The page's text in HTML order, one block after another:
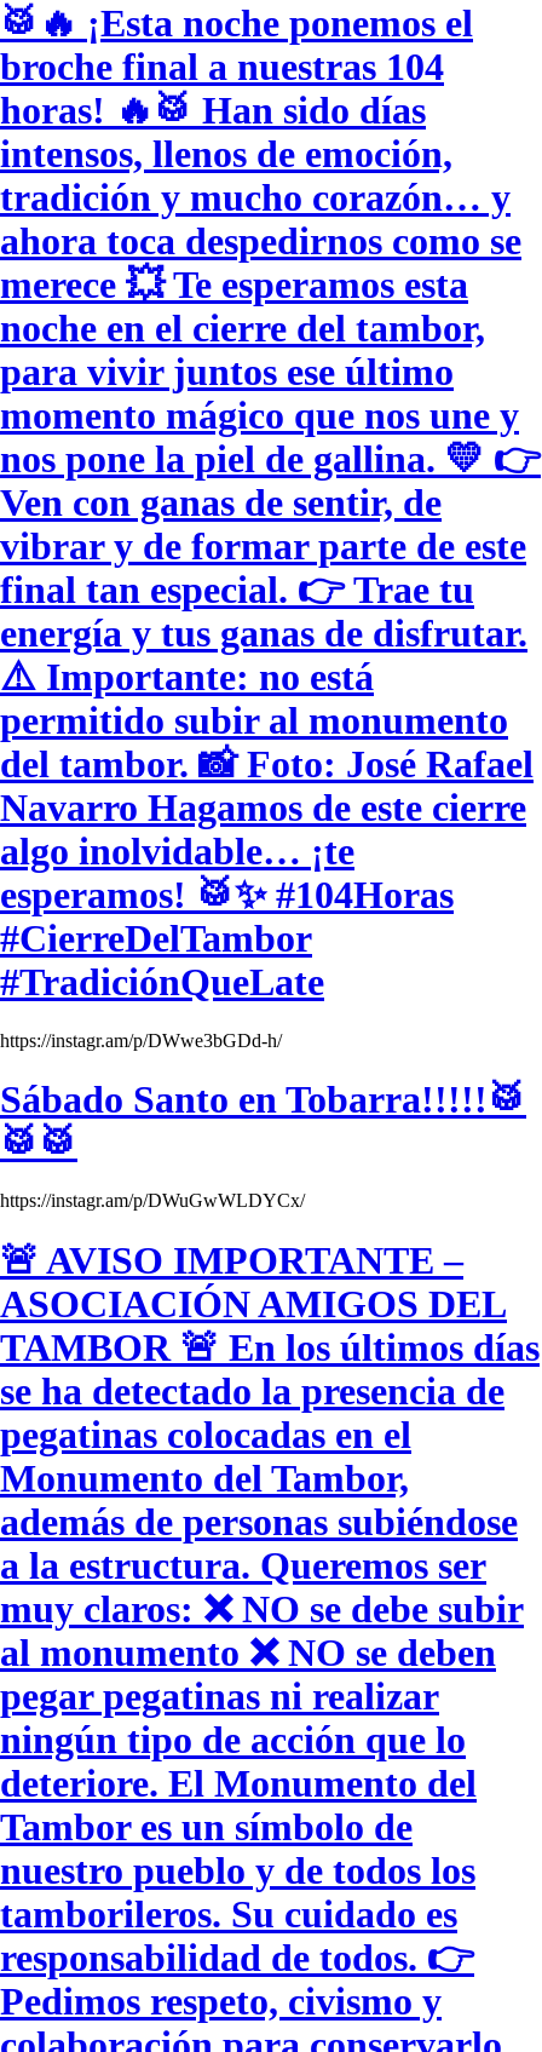
🥁🔥 ¡Esta noche ponemos el
broche final a nuestras 104
horas! 🔥🥁 Han sido días
intensos, llenos de emoción,
tradición y mucho corazón… y
ahora toca despedirnos como se
merece 💥 Te esperamos esta
noche en el cierre del tambor,
para vivir juntos ese último
momento mágico que nos une y
nos pone la piel de gallina. 💛 👉
Ven con ganas de sentir, de
vibrar y de formar parte de este
final tan especial. 👉 Trae tu
energía y tus ganas de disfrutar.
⚠️ Importante: no está
permitido subir al monumento
del tambor. 📸 Foto: José Rafael
Navarro Hagamos de este cierre
algo inolvidable… ¡te
esperamos! 🥁✨ #104Horas
#CierreDelTambor
#TradiciónQueLate
https://instagr.am/p/DWwe3bGDd-h/
Sábado Santo en Tobarra!!!!!🥁
🥁🥁
https://instagr.am/p/DWuGwWLDYCx/
🚨 AVISO IMPORTANTE –
ASOCIACIÓN AMIGOS DEL
TAMBOR 🚨 En los últimos días
se ha detectado la presencia de
pegatinas colocadas en el
Monumento del Tambor,
además de personas subiéndose
a la estructura. Queremos ser
muy claros: ❌ NO se debe subir
al monumento ❌ NO se deben
pegar pegatinas ni realizar
ningún tipo de acción que lo
deteriore. El Monumento del
Tambor es un símbolo de
nuestro pueblo y de todos los
tamborileros. Su cuidado es
responsabilidad de todos. 👉
Pedimos respeto, civismo y